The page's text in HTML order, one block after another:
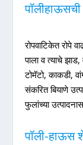
रोपवाटिकेत रोपे
पाला व त्याचे
टोमॅटो, काकडी,
संकरित बियाणे
फुलांच्या
पॉली-हाऊस